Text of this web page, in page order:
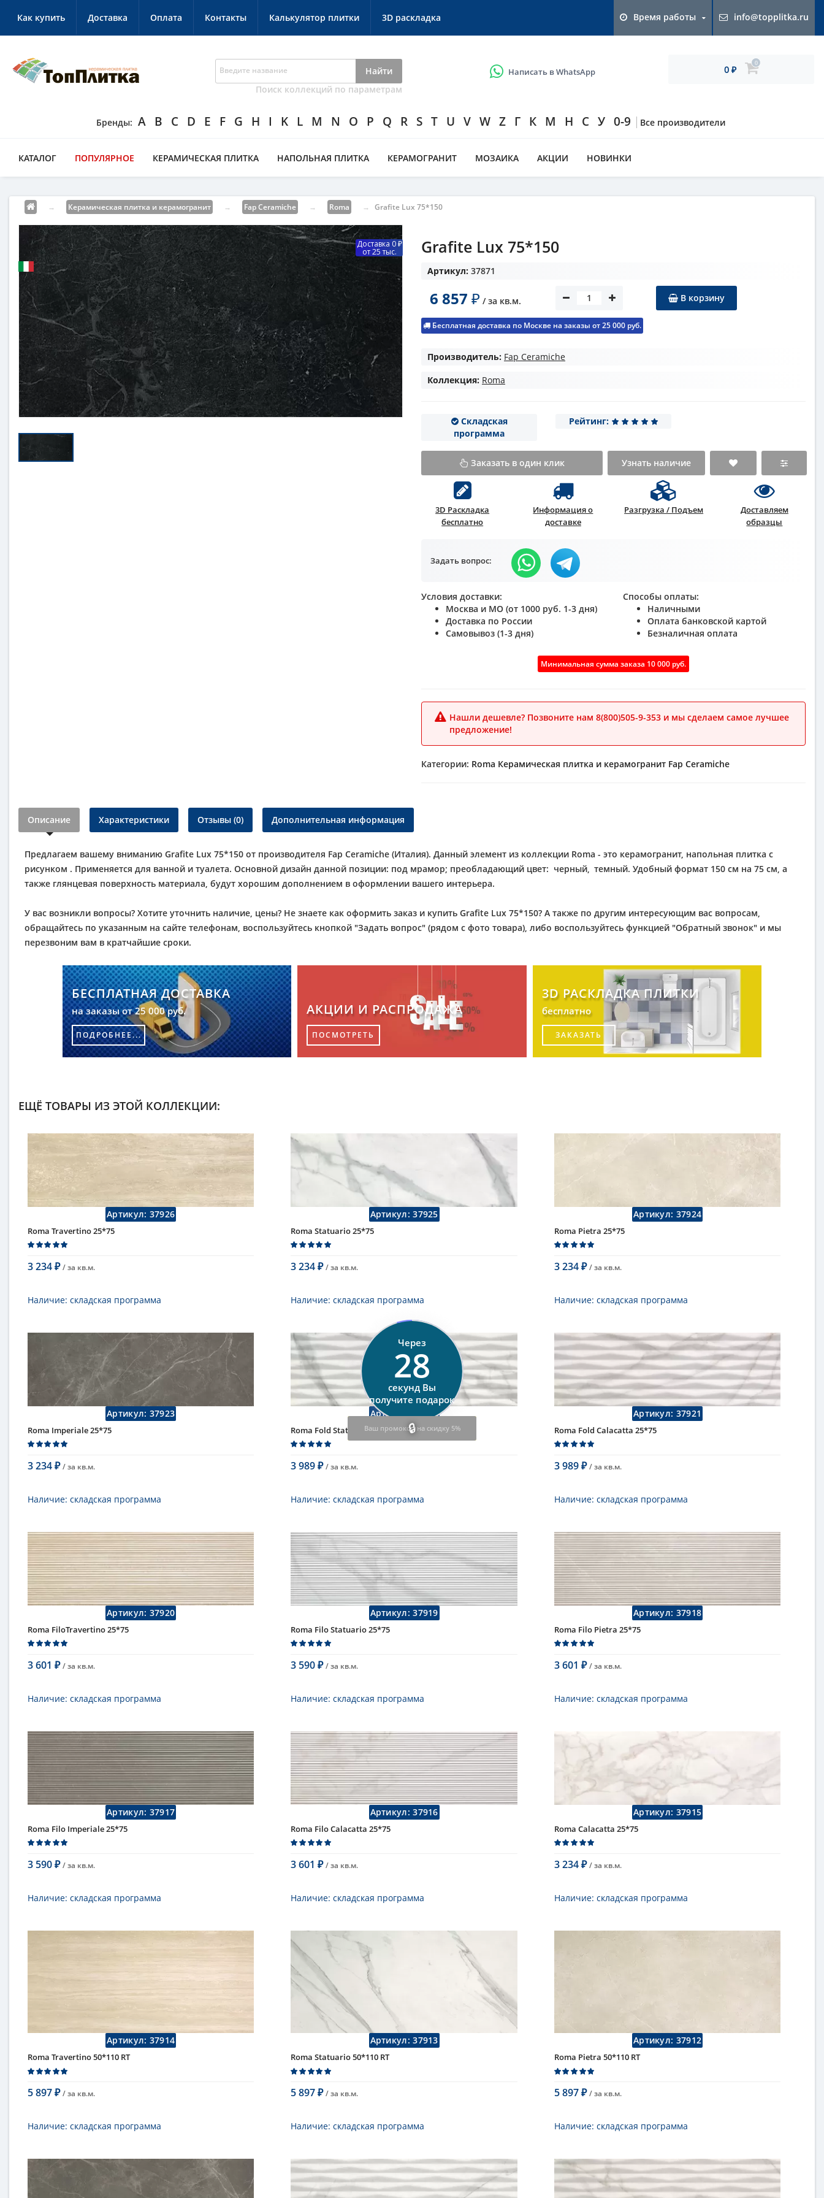
Как купить Доставка Оплата Контакты Калькулятор плитки 3D раскладка Время работы info@topplitka.ru
Найти
Поиск коллекций по параметрам
Написать в WhatsApp 0₽
0
A B C D E F G H I K L M N O P Q R S T U V W Z Г К М Н С У 0-9 Все производители
КАТАЛОГ ПОПУЛЯРНОЕ КЕРАМИЧЕСКАЯ ПЛИТКА НАПОЛЬНАЯ ПЛИТКА КЕРАМОГРАНИТ МОЗАИКА АКЦИИ НОВИНКИ
→ Керамическая плитка и керамогранит → Fap Ceramiche → Roma → Grafite Lux 75*150
Доставка 0 ₽
от 25 тыс. Grafite Lux 75*150
Артикул: 37871
6 857 ₽ / за кв.м. В корзину
Бесплатная доставка по Москве на заказы от 25 000 руб.
Производитель: Fap Ceramiche
Коллекция: Roma
Складская
программа
Рейтинг:
Заказать в один клик Узнать наличие
3D Раскладка
бесплатно
Информация о
доставке
Разгрузка / Подъем
Доставляем
образцы
Задать вопрос:
Условия доставки:
Москва и МО (от 1000 руб. 1-3 дня)
Доставка по России
Самовывоз (1-3 дня)
Способы оплаты:
Наличными
Оплата банковской картой
Безналичная оплата
Минимальная сумма заказа 10 000 руб.
Нашли дешевле? Позвоните нам 8(800)505-9-353 и мы сделаем самое лучшее
предложение!
Категории: Roma Керамическая плитка и керамогранит Fap Ceramiche
Описание Характеристики Отзывы (0) Дополнительная информация
Предлагаем вашему вниманию Grafite Lux 75*150 от производителя Fap Ceramiche (Италия). Данный элемент из коллекции Roma - это керамогранит, напольная плитка с
рисунком . Применяется для ванной и туалета. Основной дизайн данной позиции: под мрамор; преобладающий цвет: черный, темный. Удобный формат 150 см на 75 см, а
также глянцевая поверхность материала, будут хорошим дополнением в оформлении вашего интерьера.
У вас возникли вопросы? Хотите уточнить наличие, цены? Не знаете как оформить заказ и купить Grafite Lux 75*150? А также по другим интересующим вас вопросам,
обращайтесь по указанным на сайте телефонам, воспользуйтесь кнопкой "Задать вопрос" (рядом с фото товара), либо воспользуйтесь функцией "Обратный звонок" и мы
перезвоним вам в кратчайшие сроки.
БЕСПЛАТНАЯ ДОСТАВКА
на заказы от 25 000 руб.
ПОДРОБНЕЕ...
АКЦИИ И РАСПРОДАЖА
ПОСМОТРЕТЬ
3D РАСКЛАДКА ПЛИТКИ
бесплатно
ЗАКАЗАТЬ
ЕЩЁ ТОВАРЫ ИЗ ЭТОЙ КОЛЛЕКЦИИ:
Артикул: 37926
Roma Travertino 25*75
3 234 ₽ / за кв.м.
В корзину
Наличие: складская программа
Длина
75 см
25 см
бежевый
светлый
Страна
Италия
Поверхность
матовая
Коллекция
Fap Ceramiche
Артикул:37925
Roma Statuario 25*75
3 234₽ / за кв.м.
В корзину
Наличие: складская программа
настенная плитка
Длина
75 см
Высота
25 см
Рисунок
под мрамор ...
Цвет
серый
Страна
Италия
Поверхность
матовая
Fap Ceramiche
Артикул: 37924
Roma Pietra 25*75
3 234 ₽ / за кв.м.
В корзину
Наличие: складская программа
Длина
75 см
Высота
25 см
Цвет
бежевый,светлый
Страна
Италия
Поверхность
матовая
Коллекция
Fap Ceramiche
Артикул: 37923
Roma Imperiale 25*75
3 234 ₽ / за кв.м.
В корзину
Наличие: складская программа
Длина
75 см
Высота
25 см
Цвет
темный,коричневый
Страна
Италия
Поверхность
матовая
Коллекция
Fap Ceramiche
Артикул:37922
Roma Fold Statuario 25*75
3 989₽ / за кв.м.
В корзину
Наличие: складская программа
Длина
75 см
Высота
25 см
Рисунок
с узорами...
Цвет
серый
Страна
Италия
Поверхность
матовая
Fap Ceramiche
Артикул: 37921
Roma Fold Calacatta 25*75
3 989 ₽ / за кв.м.
В корзину
Наличие: складская программа
Длина
75 см
Высота
25 см
Рисунок
с узорами...
Цвет кремовый,светлый
Страна
Италия
Поверхность
матовая
Fap Ceramiche
Артикул: 37920
Roma FiloTravertino 25*75
3 601 ₽ / за кв.м.
В корзину
Наличие: складская программа
Длина
75 см
Высота
25 см
Цвет
бежевый,светлый
Страна
Италия
Поверхность
матовая
Коллекция
Fap Ceramiche
Артикул:37919
Roma Filo Statuario 25*75
3 590₽ / за кв.м.
В корзину
Наличие: складская программа
Длина
75 см
Высота
25 см
Рисунок
с узорами...
Цвет
серый
Страна
Италия
Поверхность
матовая
Fap Ceramiche
Артикул: 37918
Roma Filo Pietra 25*75
3 601 ₽ / за кв.м.
В корзину
Наличие: складская программа
Длина
Высота
25 см
Цвет
бежевый
светлый
Поверхность
матовая
Fap Ceramiche
Артикул: 37917
Roma Filo Imperiale 25*75
3 590 ₽ / за кв.м.
В корзину
Наличие: складская программа
Длина
75 см
Fap Ceramiche
Артикул:37916
Roma Filo Calacatta 25*75
3 601₽ / за кв.м.
В корзину
Наличие: складская программа
Длина
75 см
Высота
25 см
Рисунок
с узорами
Цвет кремовый
Страна
Италия
Поверхность
матовая
Коллекция
Fap Ceramiche
Артикул: 37915
Roma Calacatta 25*75
3 234 ₽ / за кв.м.
В корзину
Наличие: складская программа
Длина
75 см
Артикул: 37914
Roma Travertino 50*110 RT
5 897 ₽ / за кв.м.
В корзину
Наличие: складская программа
Длина
110 см
50 см
Цвет
светлый
Артикул:37913
Roma Statuario 50*110 RT
5 897₽ / за кв.м.
В корзину
Наличие: складская программа
Длина
110 см
Высота
50 см
Рисунок
под мрамор...
Артикул: 37912
Roma Pietra 50*110 RT
5 897 ₽ / за кв.м.
В корзину
Наличие: складская программа
Длина
110 см
Высота
50 см
Цвет
бежевый,светлый
Через
27
секунд Вы
получите подарок
Ваш промокод на скидку 5%